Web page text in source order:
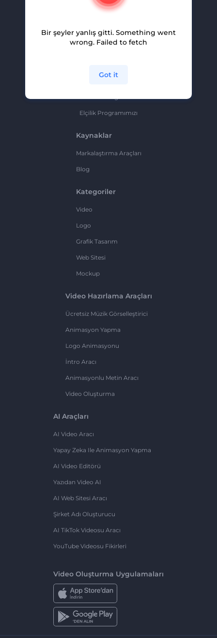
Ortaklık Programı
Elçilik Programımızı
Kaynaklar
Markalaştırma Araçları
Blog
Kategoriler
Video
Logo
Grafik Tasarım
Web Sitesi
Mockup
Video Hazırlama Araçları
Ücretsiz Müzik Görselleştirici
Animasyon Yapma
Logo Animasyonu
İntro Aracı
Animasyonlu Metin Aracı
Video Oluşturma
AI Araçları
AI Video Aracı
Yapay Zeka Ile Animasyon Yapma
AI Video Editörü
Yazıdan Video AI
AI Web Sitesi Aracı
Şirket Adı Oluşturucu
AI TikTok Videosu Aracı
YouTube Videosu Fikirleri
Video Oluşturma Uygulamaları
Bir şeyler yanlış gitti. Something went
wrong. Failed to fetch
Got it